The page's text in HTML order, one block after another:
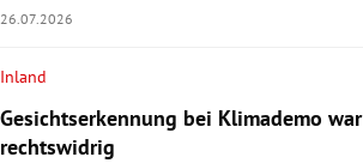
26.07.2026
Inland
Gesichtserkennung bei Klimademo war
rechtswidrig